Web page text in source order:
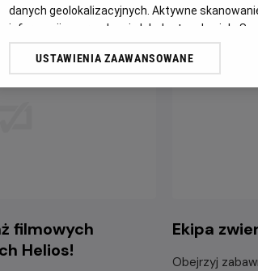
filmowych
Helios!
Ekipa
Obejrzyj
danych geolokalizacyjnych. Aktywne
informacji na urządzeniu lub dostęp do nich.
odbiorców i ulepszanie usług.
USTAWIENIA ZAAWANSOWANE